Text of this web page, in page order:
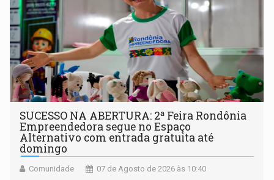
SUCESSO NA ABERTURA: 2ª Feira Rondônia
Empreendedora segue no Espaço
Alternativo com entrada gratuita até
domingo
Comunidade 07 de Agosto de 2026 às 10:40